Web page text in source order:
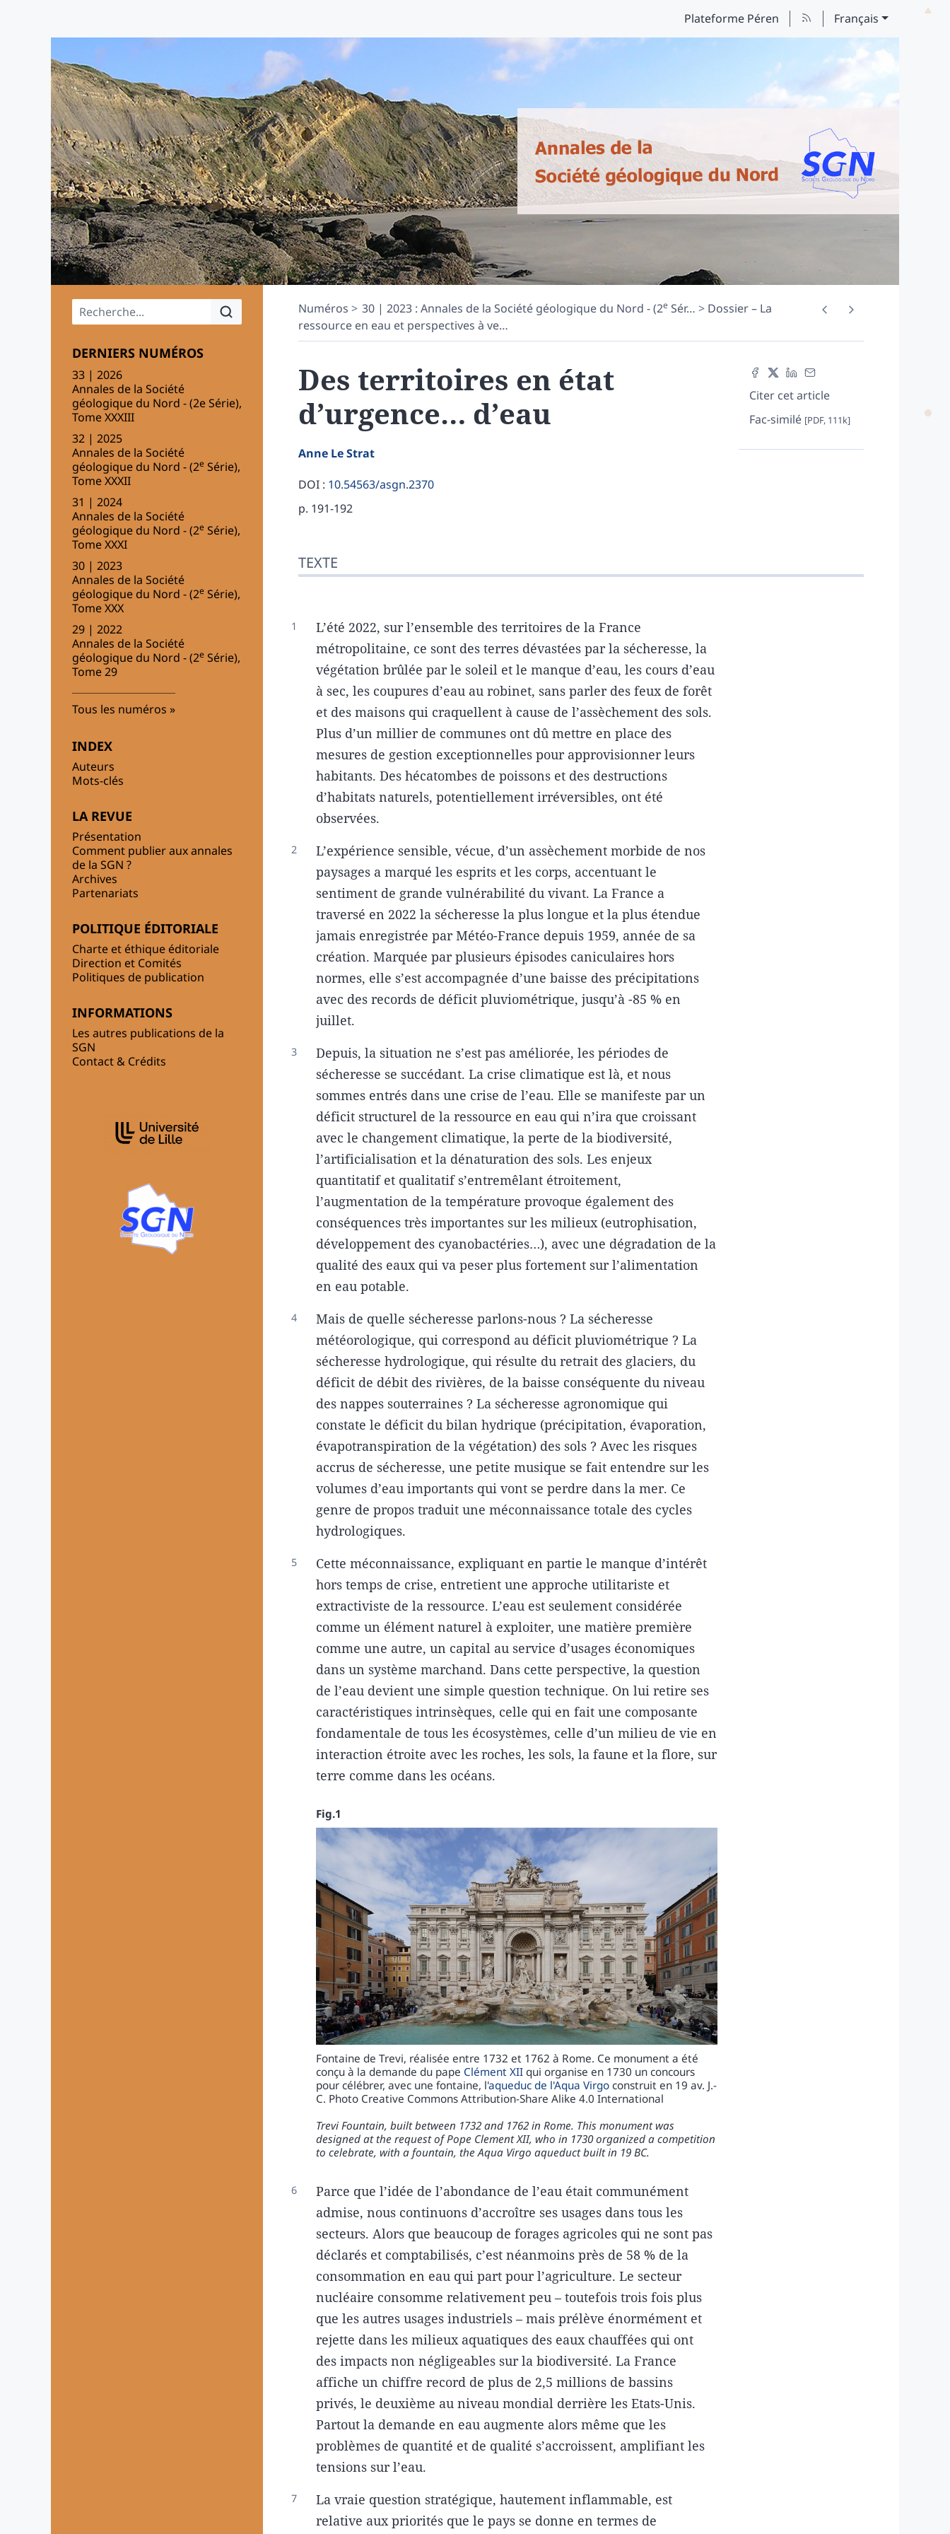
Plateforme Péren Français
Menu principal
DERNIERS NUMÉROS
33 | 2026
Annales de la Société
géologique du Nord - (2e Série),
Tome XXXIII
32 | 2025
Annales de la Société
géologique du Nord - (2e Série),
Tome XXXII
31 | 2024
Annales de la Société
géologique du Nord - (2e Série),
Tome XXXI
30 | 2023
Annales de la Société
géologique du Nord - (2e Série),
Tome XXX
29 | 2022
Annales de la Société
géologique du Nord - (2e Série),
Tome 29
Tous les numéros
INDEX
Auteurs
Mots-clés
LA REVUE
Présentation
Comment publier aux annales
de la SGN ?
Archives
Partenariats
POLITIQUE ÉDITORIALE
Charte et éthique éditoriale
Direction et Comités
Politiques de publication
INFORMATIONS
Les autres publications de la
SGN
Contact & Crédits
Numéros 30 | 2023 : Annales de la Société géologique du Nord - (2e Sér…
Dossier – La
ressource en eau et perspectives à ve…
Citer cet article
Fac-similé [PDF, 111k]
Des territoires en état
d’urgence… d’eau
Anne LeStrat
DOI : 10.54563/asgn.2370
p. 191-192
Illustrations
Citer cet article
TEXTE
L’été 2022, sur l’ensemble des territoires de la France
métropolitaine, ce sont des terres dévastées par la sécheresse, la
végétation brûlée par le soleil et le manque d’eau, les cours d’eau
à sec, les coupures d’eau au robinet, sans parler des feux de forêt
et des maisons qui craquellent à cause de l’assèchement des sols.
Plus d’un millier de communes ont dû mettre en place des
mesures de gestion exceptionnelles pour approvisionner leurs
habitants. Des hécatombes de poissons et des destructions
d’habitats naturels, potentiellement irréversibles, ont été
observées.
L’expérience sensible, vécue, d’un assèchement morbide de nos
paysages a marqué les esprits et les corps, accentuant le
sentiment de grande vulnérabilité du vivant. La France a
traversé en 2022 la sécheresse la plus longue et la plus étendue
jamais enregistrée par Météo-France depuis 1959, année de sa
création. Marquée par plusieurs épisodes caniculaires hors
normes, elle s’est accompagnée d’une baisse des précipitations
avec des records de déficit pluviométrique, jusqu’à -85 % en
juillet.
Depuis, la situation ne s’est pas améliorée, les périodes de
sécheresse se succédant. La crise climatique est là, et nous
sommes entrés dans une crise de l’eau. Elle se manifeste par un
déficit structurel de la ressource en eau qui n’ira que croissant
avec le changement climatique, la perte de la biodiversité,
l’artificialisation et la dénaturation des sols. Les enjeux
quantitatif et qualitatif s’entremêlant étroitement,
l’augmentation de la température provoque également des
conséquences très importantes sur les milieux (eutrophisation,
développement des cyanobactéries…), avec une dégradation de la
qualité des eaux qui va peser plus fortement sur l’alimentation
en eau potable.
Mais de quelle sécheresse parlons-nous ? La sécheresse
météorologique, qui correspond au déficit pluviométrique ? La
sécheresse hydrologique, qui résulte du retrait des glaciers, du
déficit de débit des rivières, de la baisse conséquente du niveau
des nappes souterraines ? La sécheresse agronomique qui
constate le déficit du bilan hydrique (précipitation, évaporation,
évapotranspiration de la végétation) des sols ? Avec les risques
accrus de sécheresse, une petite musique se fait entendre sur les
volumes d’eau importants qui vont se perdre dans la mer. Ce
genre de propos traduit une méconnaissance totale des cycles
hydrologiques.
Cette méconnaissance, expliquant en partie le manque d’intérêt
hors temps de crise, entretient une approche utilitariste et
extractiviste de la ressource. L’eau est seulement considérée
comme un élément naturel à exploiter, une matière première
comme une autre, un capital au service d’usages économiques
dans un système marchand. Dans cette perspective, la question
de l’eau devient une simple question technique. On lui retire ses
caractéristiques intrinsèques, celle qui en fait une composante
fondamentale de tous les écosystèmes, celle d’un milieu de vie en
interaction étroite avec les roches, les sols, la faune et la flore, sur
terre comme dans les océans.
Fig.1
Fontaine de Trevi, réalisée entre 1732 et 1762 à Rome. Ce monument a été
conçu à la demande du pape Clément XII qui organise en 1730 un concours
pour célébrer, avec une fontaine, l'aqueduc de l'Aqua Virgo construit en 19 av. J.-
C. Photo Creative Commons Attribution-Share Alike 4.0 International
Trevi Fountain, built between 1732 and 1762 in Rome. This monument was
designed at the request of Pope Clement XII, who in 1730 organized a competition
to celebrate, with a fountain, the Aqua Virgo aqueduct built in 19 BC.
Parce que l’idée de l’abondance de l’eau était communément
admise, nous continuons d’accroître ses usages dans tous les
secteurs. Alors que beaucoup de forages agricoles qui ne sont pas
déclarés et comptabilisés, c’est néanmoins près de 58 % de la
consommation en eau qui part pour l’agriculture. Le secteur
nucléaire consomme relativement peu – toutefois trois fois plus
que les autres usages industriels – mais prélève énormément et
rejette dans les milieux aquatiques des eaux chauffées qui ont
des impacts non négligeables sur la biodiversité. La France
affiche un chiffre record de plus de 2,5 millions de bassins
privés, le deuxième au niveau mondial derrière les Etats-Unis.
Partout la demande en eau augmente alors même que les
problèmes de quantité et de qualité s’accroissent, amplifiant les
tensions sur l’eau.
La vraie question stratégique, hautement inflammable, est
relative aux priorités que le pays se donne en termes de